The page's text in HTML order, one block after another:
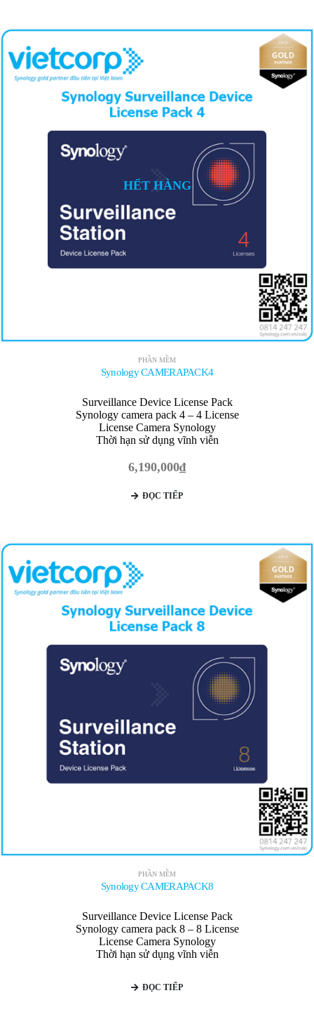
HẾT HÀNG
PHẦN MỀM
Synology CAMERAPACK4
Surveillance Device License Pack
Synology camera pack 4 – 4 License
License Camera Synology
Thời hạn sử dụng vĩnh viễn
6,190,000₫
ĐỌC TIẾP
PHẦN MỀM
Synology CAMERAPACK8
Surveillance Device License Pack
Synology camera pack 8 – 8 License
License Camera Synology
Thời hạn sử dụng vĩnh viễn
ĐỌC TIẾP